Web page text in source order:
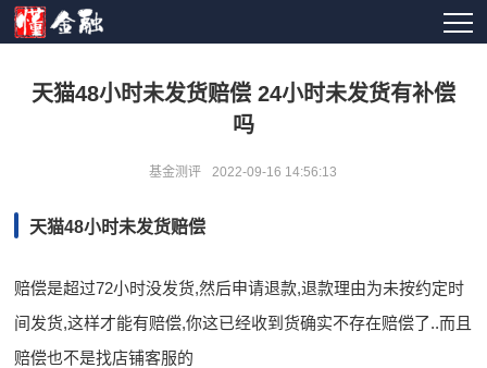
天猫48小时未发货赔偿 24小时未发货有补偿
吗
基金测评 2022-09-16 14:56:13
天猫48小时未发货赔偿
赔偿是超过72小时没发货,然后申请退款,退款理由为未按约定时
间发货,这样才能有赔偿,你这已经收到货确实不存在赔偿了..而且
赔偿也不是找店铺客服的